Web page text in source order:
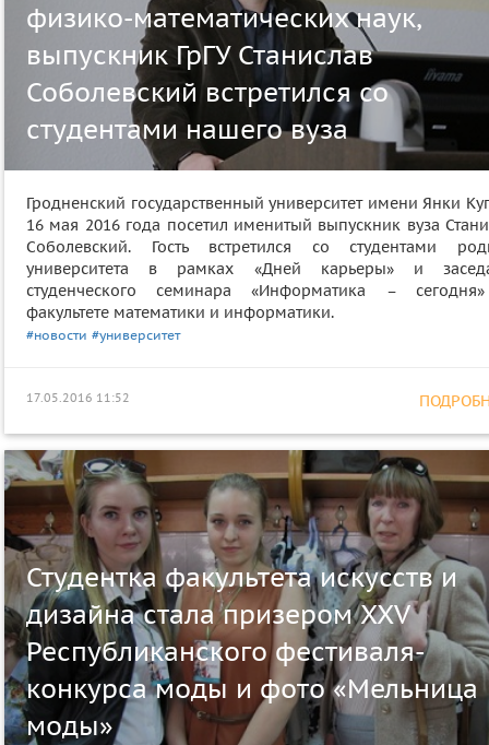
физико-математических наук,
выпускник ГрГУ Станислав
Соболевский встретился со
студентами нашего вуза
Гродненский государственный университет имени Янки
16 мая 2016 года посетил именитый выпускник вуза
Соболевский. Гость встретился со студентами
университета в рамках «Дней карьеры» и
студенческого семинара «Информатика –
факультете математики и информатики.
#новости #университет
17.05.2016 11:52
Студентка факультета искусств и
дизайна стала призером XXV
Республиканского фестиваля-
конкурса моды и фото «Мельница
моды»